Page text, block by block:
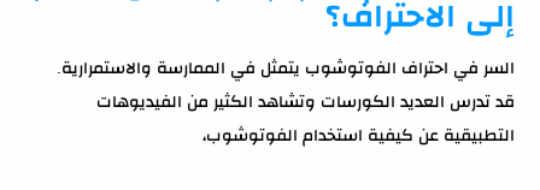
إلى الاحتراف؟
السر في احتراف الفوتوشوب يتمثل في الممارسة والاستمرارية.
قد تدرس العديد الكورسات وتشاهد الكثير من الفيديوهات
التطبيقية عن كيفية استخدام الفوتوشوب،